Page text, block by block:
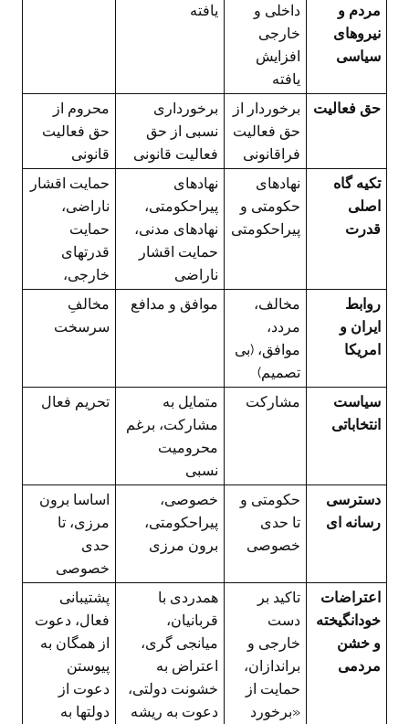
مردم و
نیروهای
سیاسی
داخلی و
خارجی
افزایش
یافته
یافته
حق فعالیت
برخوردار از
حق فعالیت
فراقانونی
برخورداری
نسبی از حق
فعالیت قانونی
محروم از
حق فعالیت
قانونی
تکیه گاه
اصلی
قدرت
نهادهای
حکومتی و
پیراحکومتی
نهادهای
پیراحکومتی،
نهادهای مدنی،
حمایت اقشار
ناراضی
حمایت اقشار
ناراضی،
حمایت
قدرتهای
خارجی،
روابط
ایران و
امریکا
مخالف،
مردد،
موافق، (بی
تصمیم)
موافق و مدافع
مخالفِ
سرسخت
سیاست
انتخاباتی
مشارکت
متمایل به
مشارکت، برغم
محرومیت
نسبی
تحریم فعال
دسترسی
رسانه ای
حکومتی و
تا حدی
خصوصی
خصوصی،
پیراحکومتی،
برون مرزی
اساسا برون
مرزی، تا
حدی
خصوصی
اعتراضات
خودانگیخته
و خشن
مردمی
تاکید بر
دست
خارجی و
براندازان،
حمایت از
«برخورد
همدردی با
قربانیان،
میانجی گری،
اعتراض به
خشونت دولتی،
دعوت به ریشه
پشتیبانی
فعال، دعوت
از همگان به
پیوستن
دعوت از
دولتها به